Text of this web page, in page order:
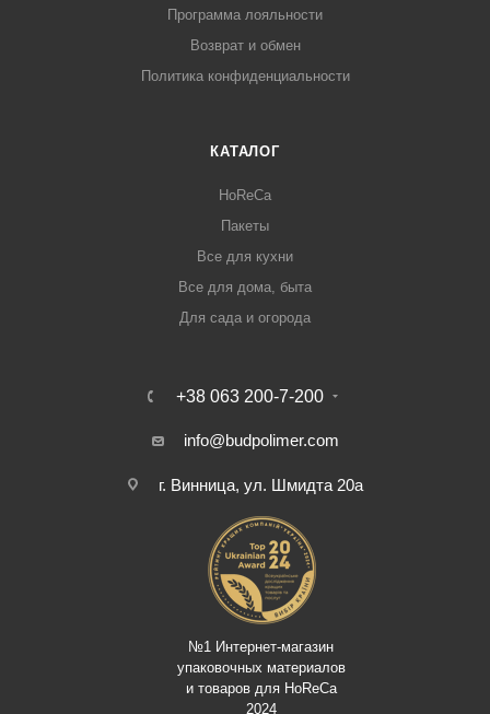
Программа лояльности
Возврат и обмен
Политика конфиденциальности
КАТАЛОГ
HoReCa
Пакеты
Все для кухни
Все для дома, быта
Для сада и огорода
+38 063 200-7-200
info@budpolimer.com
г. Винница, ул. Шмидта 20а
№1 Интернет-магазин
упаковочных материалов
и товаров для HoReCa
2024